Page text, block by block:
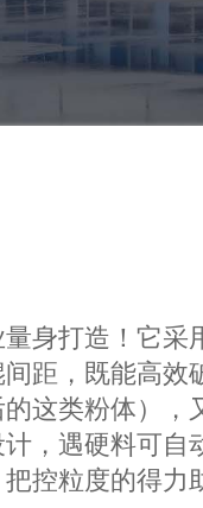
身打造！它
距，既能高
这类粉体）
，遇硬料可自
控粒度的得力